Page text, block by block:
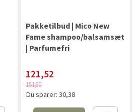
Pakketilbud | Mico New
Fame shampoo/balsamsæt
| Parfumefri
121,52
151,90
Du sparer: 30,38